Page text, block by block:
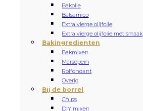
Bakolie
Balsamico
Extra vierge olijfolie
Extra vierge olijfolie met smaak
Bakingredienten
Bakmixen
Marsepein
Rolfondant
Overig
Bij de borrel
Chips
DIY mixen